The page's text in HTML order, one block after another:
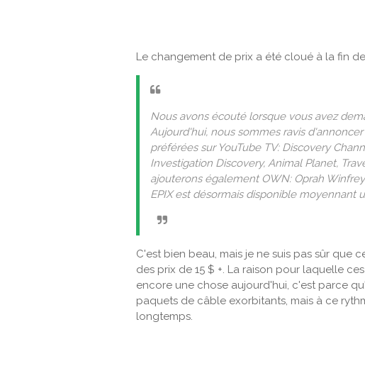
Le changement de prix a été cloué à la fin
Nous avons écouté lorsque vous avez
Aujourd'hui, nous sommes ravis
préférées sur YouTube TV: Discovery
Investigation Discovery, Animal Planet,
ajouterons également OWN: Oprah
EPIX est désormais disponible moyennant
C'est bien beau, mais je ne suis pas sûr que
des prix de 15 $ +. La raison pour laquelle
encore une chose aujourd'hui, c'est parce
paquets de câble exorbitants, mais à ce
longtemps.